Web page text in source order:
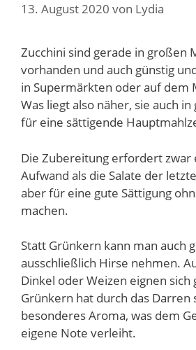
13. August 2020 von Lydia
Zucchini sind gerade in großen
vorhanden und auch günstig
in Supermärkten oder auf dem
Was liegt also näher, sie auch
für eine sättigende
Die Zubereitung erfordert zwar
Aufwand als die Salate der
aber für eine gute Sättigung
machen.
Statt Grünkern kann man auch
ausschließlich Hirse nehmen.
Dinkel oder Weizen eignen sich
Grünkern hat durch das Darren
besonderes Aroma, was dem
eigene Note verleiht.